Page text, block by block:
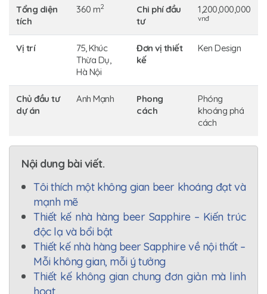
Tổng diện
tích
360 m2
Chi phí đầu
tư
1,200,000,000
vnđ
Vị trí
75, Khúc
Thừa Dụ,
Hà Nội
Đơn vị thiết
kế
Ken Design
Chủ đầu tư
dự án
Anh Mạnh
Phong
cách
Phóng
khoáng phá
cách
Nội dung bài viết.
Tôi thích một không gian beer khoáng đạt và
mạnh mẽ
Thiết kế nhà hàng beer Sapphire – Kiến trúc
độc lạ và bổi bật
Thiết kế nhà hàng beer Sapphire về nội thất –
Mỗi không gian, mỗi ý tưởng
Thiết kế không gian chung đơn giản mà linh